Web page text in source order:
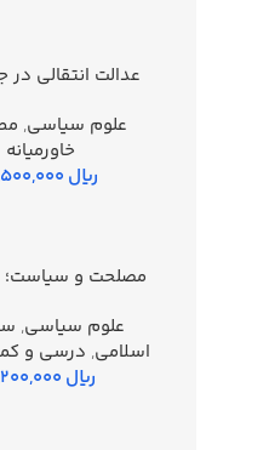
افزودن به سبد خرید
عدالت انتقالی در
آفريقا؛ مطالعه
تونس و ليبی
علوم سياسي,
خاورمیانه
ریال
افزودن به سبد خرید
مصلحت و سیاست؛
علوم سياسي,
اسلامی, درسي و
ریال